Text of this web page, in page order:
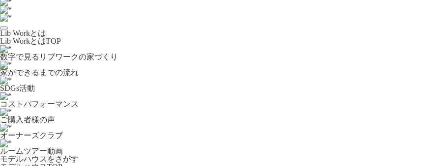
Lib Workとは
Lib WorkとはTOP
数字で⾒るリブワークの家づくり
家ができるまでの流れ
SDGs活動
コストパフォーマンス
ご購入者様の声
オーナーズクラブ
ルームツアー動画
モデルハウスをさがす